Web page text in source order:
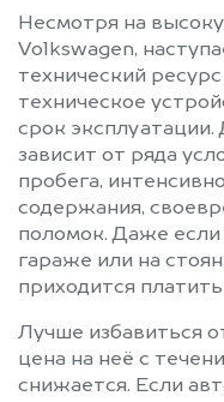
Несмотря на
Volkswagen,
технический
техническое
срок эксплуатации.
зависит от ряда
пробега,
содержания,
поломок. Даже если
гараже или на
приходится
Лучше избавиться
цена на неё с
снижается. Если